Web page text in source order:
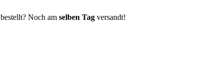
bestellt? Noch am selben Tag versandt!